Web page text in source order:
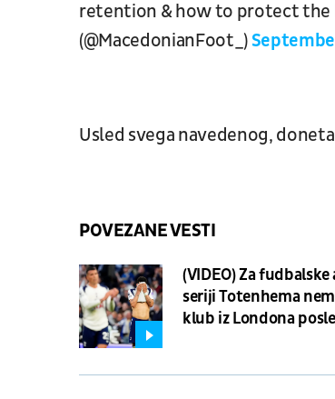
retention & how to protect the
(@MacedonianFoot_)
Usled svega navedenog,
POVEZANE VESTI
(VIDEO) Za
seriji Totenhema
klub iz Londona